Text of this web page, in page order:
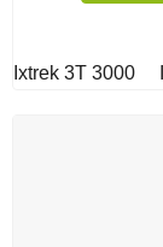
Ixtrek 3T 3000